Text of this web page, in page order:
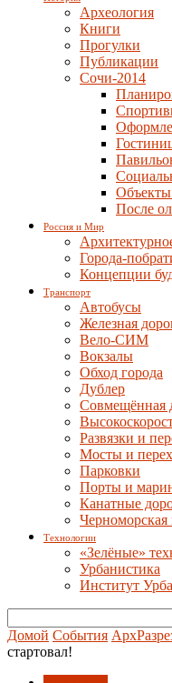
Археология
Книги
Прогулки
Публикации
Сочи-2014
После
Россия и Мир
Города-
Концепции
Транспорт
Автобусы
Железная
Вело-СИМ
Вокзалы
Обход города
Дублер
Совмещённая
Развязки и
Мосты и
Парковки
Порты и
Канатные
Черноморская
Технологии
«Зелёные»
Урбанистика
Институт
Домой События
стартовал!